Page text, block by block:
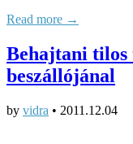
Read more →
Behajtani tilos
beszállójánal
by vidra • 2011.12.04